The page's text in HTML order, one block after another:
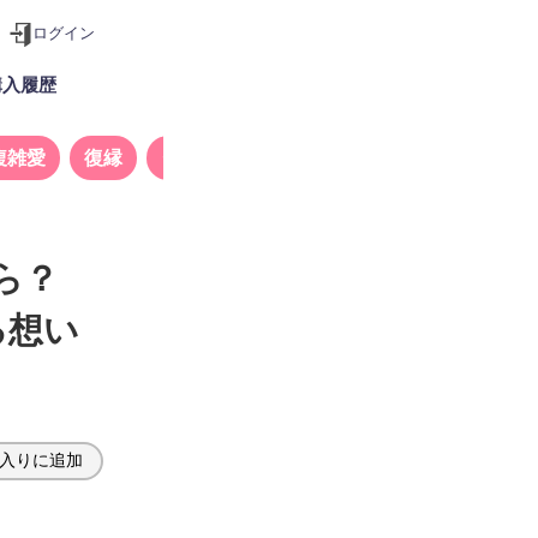
ログイン
入履歴
雑愛 復縁
？
想い
りに追加